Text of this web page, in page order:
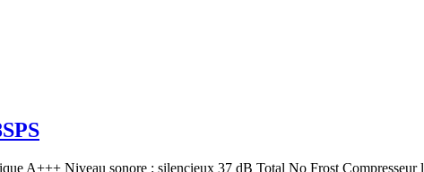
A+++ Niveau sonore : silencieux 37 dB Total No Frost